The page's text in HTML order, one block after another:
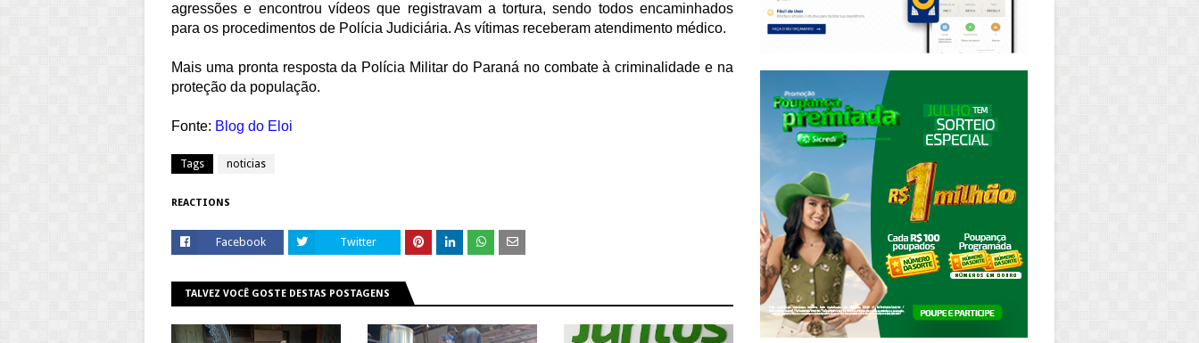
agressões e encontrou vídeos que registravam a tortura, sendo todos encaminhados
para os procedimentos de Polícia Judiciária. As vítimas receberam atendimento médico.
Mais uma pronta resposta da Polícia Militar do Paraná no combate à criminalidade e na
proteção da população.
Fonte: Blog do Eloi
Tags noticias
REACTIONS
Facebook Twitter
TALVEZ VOCÊ GOSTE DESTAS POSTAGENS